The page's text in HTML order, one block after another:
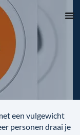
een vulgewicht
personen draai je